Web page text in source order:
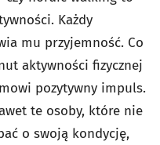
Każdy
mu przyjemność. Co
aktywności fizycznej
pozytywny impuls.
te osoby, które nie
o swoją kondycję,